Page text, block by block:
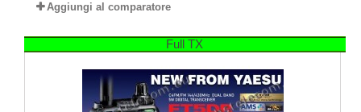
Aggiungi al comparatore
Full TX